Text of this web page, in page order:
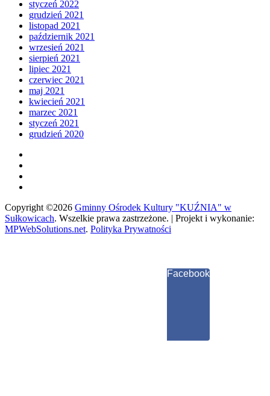
styczeń 2022
grudzień 2021
listopad 2021
październik 2021
wrzesień 2021
sierpień 2021
lipiec 2021
czerwiec 2021
maj 2021
kwiecień 2021
marzec 2021
styczeń 2021
grudzień 2020
Copyright ©2026 Gminny Ośrodek Kultury "KUŹNIA" w
Sułkowicach. Wszelkie prawa zastrzeżone. | Projekt i wykonanie:
MPWebSolutions.net. Polityka Prywatności
Facebook